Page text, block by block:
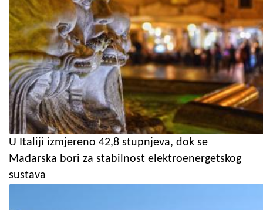
U Italiji izmjereno 42,8 stupnjeva, dok se
Mađarska bori za stabilnost elektroenergetskog
sustava